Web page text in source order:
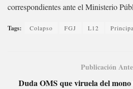
correspondientes ante el Ministerio
Tags: Colapso FGJ L12
Publicación
Duda OMS que viruela del mono